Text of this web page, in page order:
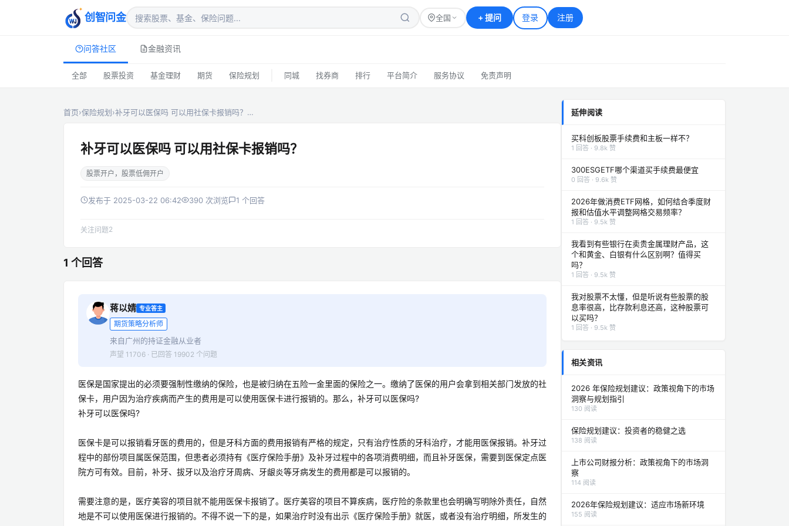
创智问金 全国 +提问 登录 注册
问答社区 金融资讯
全部 股票投资 基金理财 期货 保险规划 同城 找券商 排行 平台简介 服务协议 免责声明
首页›保险规划›补牙可以医保吗 可以用社保卡报销吗？…
补牙可以医保吗 可以用社保卡报销吗？
股票开户，股票低佣开户
发布于 2025-03-22 06:42 390 次浏览 1 个回答
关注问题2
1 个回答
蒋以婧 专业答主
期货策略分析师
来自广州的持证金融从业者
声望 11706 · 已回答 19902 个问题
医保是国家提出的必须要强制性缴纳的保险，也是被归纳在五险一金里面的保险之一。缴纳了医保的用户会拿到相关部门发放的社
保卡，用户因为治疗疾病而产生的费用是可以使用医保卡进行报销的。那么，补牙可以医保吗?
补牙可以医保吗?
医保卡是可以报销看牙医的费用的，但是牙科方面的费用报销有严格的规定，只有治疗性质的牙科治疗，才能用医保报销。补牙过
程中的部份项目属医保范围，但患者必须持有《医疗保险手册》及补牙过程中的各项消费明细，而且补牙医保，需要到医保定点医
院方可有效。目前，补牙、拔牙以及治疗牙周病、牙龈炎等牙病发生的费用都是可以报销的。
需要注意的是，医疗美容的项目就不能用医保卡报销了。医疗美容的项目不算疾病，医疗险的条款里也会明确写明除外责任，自然
地是不可以使用医保进行报销的。不得不说一下的是，如果治疗时没有出示《医疗保险手册》就医，或者没有治疗明细，所发生的
延伸阅读
买科创板股票手续费和主板一样不？
1 回答 · 9.8k 赞
300ESGETF哪个渠道买手续费最便宜
0 回答 · 9.6k 赞
2026年做消费ETF网格，如何结合季度财
报和估值水平调整网格交易频率？
1 回答 · 9.5k 赞
我看到有些银行在卖贵金属理财产品，这
个和黄金、白银有什么区别啊？值得买
吗？
1 回答 · 9.5k 赞
我对股票不太懂，但是听说有些股票的股
息率很高，比存款利息还高，这种股票可
以买吗？
1 回答 · 9.5k 赞
相关资讯
2026 年保险规划建议：政策视角下的市场
洞察与规划指引
130 阅读
保险规划建议：投资者的稳健之选
138 阅读
上市公司财报分析：政策视角下的市场洞
察
114 阅读
2026年保险规划建议：适应市场新环境
155 阅读